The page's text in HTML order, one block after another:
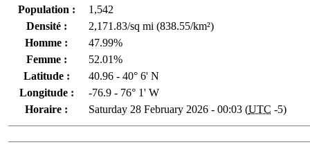
Population :
1,542
Densité :
2,171.83/sq mi (838.55/km²)
Homme :
47.99%
Femme :
52.01%
Latitude :
40.96 - 40° 6' N
Longitude :
-76.9 - 76° 1' W
Horaire :
Saturday 28 February 2026 - 00:03 (UTC -5)